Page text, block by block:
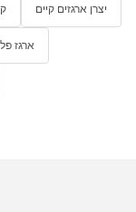
יצרן ארגזים קיים
ארגז